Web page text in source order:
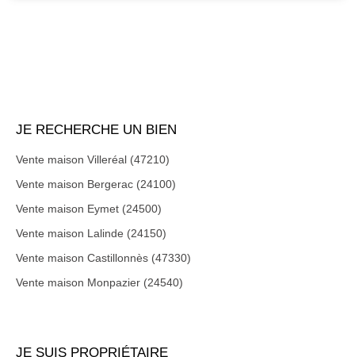
JE RECHERCHE UN BIEN
Vente maison Villeréal (47210)
Vente maison Bergerac (24100)
Vente maison Eymet (24500)
Vente maison Lalinde (24150)
Vente maison Castillonnès (47330)
Vente maison Monpazier (24540)
JE SUIS PROPRIÉTAIRE